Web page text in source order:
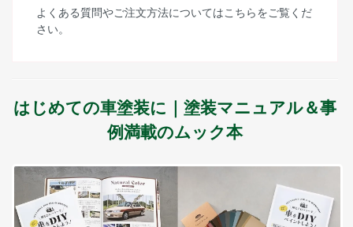
よくある質問やご注文方法についてはこちらをご覧くだ
さい。
はじめての車塗装に｜塗装マニュアル＆事
例満載のムック本